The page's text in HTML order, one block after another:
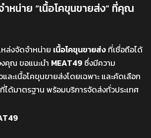
ำหน่าย “เนื้อโคขุนขายส่ง” ที่คุณ
ล่งจัดจำหน่าย เนื้อโคขุนขายส่ง ที่เชื่อถือได้
คุณ ขอแนะนำ MEAT49 ซึ่งมีความ
ละเนื้อโคขุนขายส่งโดยเฉพาะ และคัดเลือก
ด้มาตรฐาน พร้อมบริการจัดส่งทั่วประเทศ